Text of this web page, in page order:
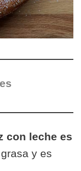
con leche es
y es